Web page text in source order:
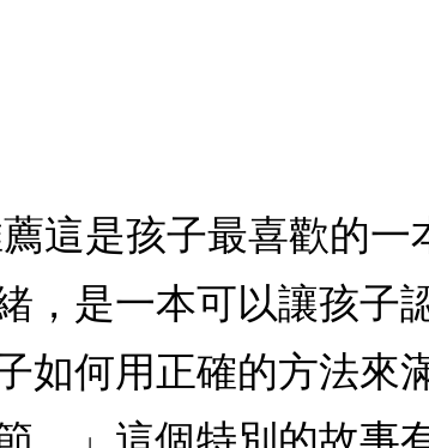
這是孩子最喜歡的
，是一本可以讓孩子
如何用正確的方法